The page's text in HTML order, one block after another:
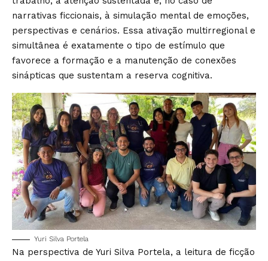
narrativas ficcionais, à simulação mental de emoções,
perspectivas e cenários. Essa ativação multirregional e
simultânea é exatamente o tipo de estímulo que
favorece a formação e a manutenção de conexões
sinápticas que sustentam a reserva cognitiva.
Yuri Silva Portela
Na perspectiva de Yuri Silva Portela, a leitura de ficção